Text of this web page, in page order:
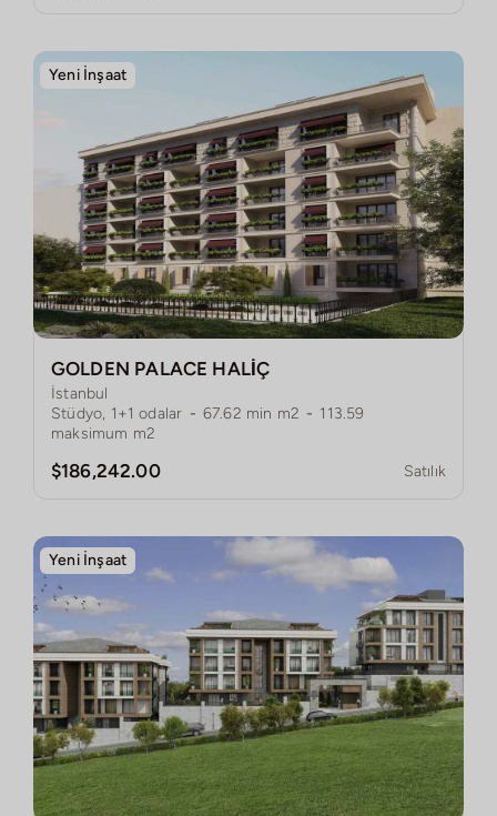
Yeni İnşaat
GOLDEN PALACE HALİÇ
İstanbul
Stüdyo, 1+1 odalar - 67.62 min m2 - 113.59
maksimum m2
$186,242.00 Satılık
Yeni İnşaat